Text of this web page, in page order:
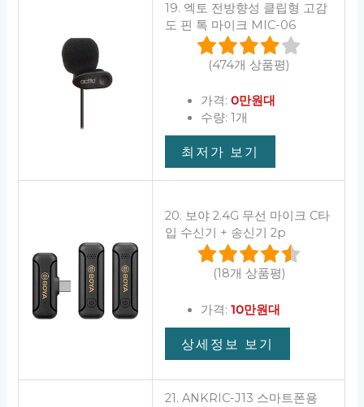
19. 엑토 전방향성 클립형 고감
도 핀 톡 마이크 MIC-06
(474개 상품평)
가격: 0만원대
수량: 1개
최저가 보기
20. 보야 2.4G 무선 마이크 C타
입 수신기 + 송신기 2p
(18개 상품평)
가격: 10만원대
상세정보 보기
21. ANKRIC-J13 스마트폰용